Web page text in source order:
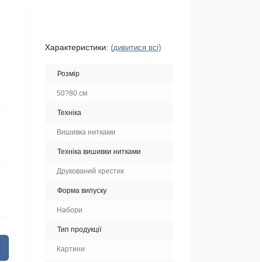
Характеристики: (дивитися всі)
Розмір
50?80 см
Техніка
Вишивка нитками
Техніка вишивки нитками
Друкований хрестик
Форма випуску
Набори
Тип продукції
Картини